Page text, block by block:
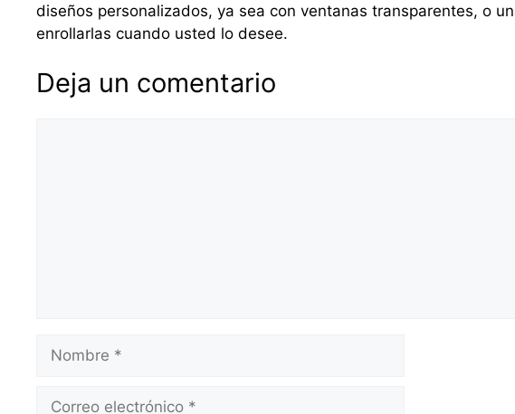
diseños personalizados, ya sea con ventanas transparentes, o
enrollarlas cuando usted lo desee.
Deja un comentario
Nombre
Correo